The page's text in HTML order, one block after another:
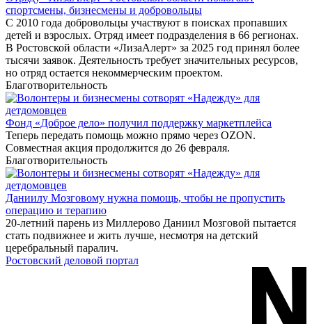
спортсмены, бизнесмены и добровольцы
С 2010 года добровольцы участвуют в поисках пропавших
детей и взрослых. Отряд имеет подразделения в 66 регионах.
В Ростовской области «ЛизаАлерт» за 2025 год принял более
тысячи заявок. Деятельность требует значительных ресурсов,
но отряд остается некоммерческим проектом.
Благотворительность
Фонд «Доброе дело» получил поддержку маркетплейса
Теперь передать помощь можно прямо через OZON.
Совместная акция продолжится до 26 февраля.
Благотворительность
Даниилу Мозговому нужна помощь, чтобы не пропустить
операцию и терапию
20-летний парень из Миллерово Даниил Мозговой пытается
стать подвижнее и жить лучше, несмотря на детский
церебральный паралич.
Ростовский деловой портал